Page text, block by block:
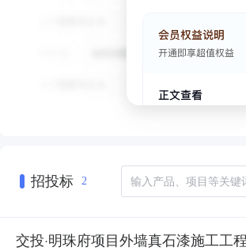
招投标 2
交投·明珠府项目外墙真石漆施工工